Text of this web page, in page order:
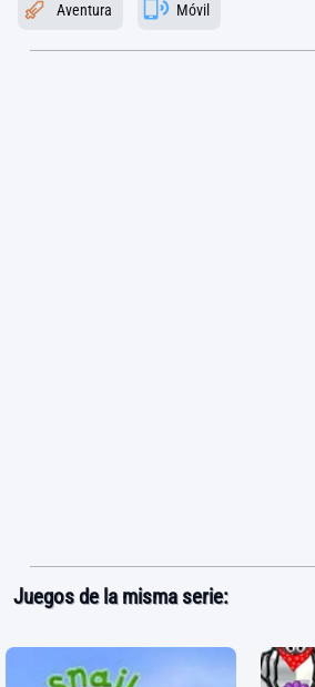
Aventura Móvil
Juegos de la misma serie: